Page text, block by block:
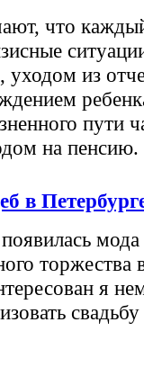
что
уходом из
пути
на пенсию.
в
мода
торжества
я